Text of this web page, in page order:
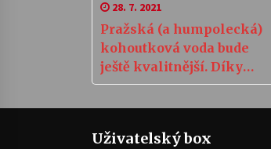
28. 7. 2021
Pražská (a humpolecká)
kohoutková voda bude
ještě kvalitnější. Díky
miliardovým investicím
Uživatelský box